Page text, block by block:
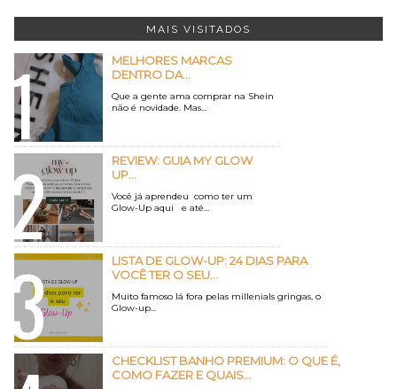
MAIS VISITADOS
MELHORES MARCAS
DENTRO DA...
Que a gente ama comprar na Shein
não é novidade. Mas...
REVIEW: GUIA MY GLOW
UP...
Você já aprendeu como ter um
Glow-Up aqui e até...
LISTA DE GLOW-UP: 24 DIAS PARA
VOCÊ TER O SEU...
Muito famoso lá fora pelas millenials gringas, o
Glow-up...
CHECKLIST BANHO PREMIUM: O QUE É,
COMO FAZER E QUAIS...